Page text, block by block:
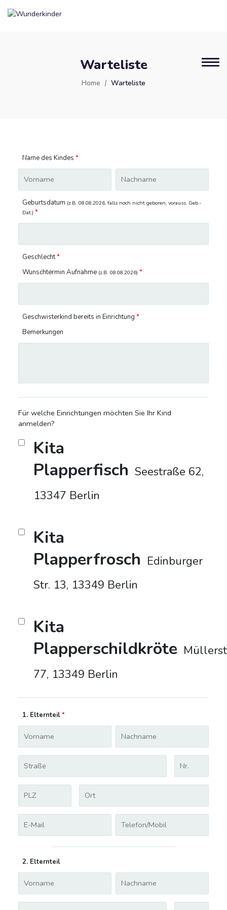
Warteliste
Home Warteliste
Name des Kindes *
Geburtsdatum (z.B. 08.08.2026, falls noch nicht geboren, vorauss. Geb.-
Dat.) *
Geschlecht*
Wunschtermin Aufnahme (z.B. 08.08.2026) *
Geschwisterkind bereits in Einrichtung *
Bemerkungen
Für welche Einrichtungen möchten Sie Ihr Kind
anmelden?
Kita
Plapperfisch Seestraße 62,
13347 Berlin
Kita
Plapperfrosch Edinburger
Str. 13, 13349 Berlin
Kita
Plapperschildkröte
77, 13349 Berlin
1. Elternteil*
2. Elternteil